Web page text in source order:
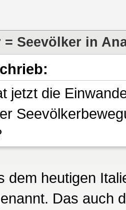
= Seevölker in
jetzt die
dem heutigen
Das auch